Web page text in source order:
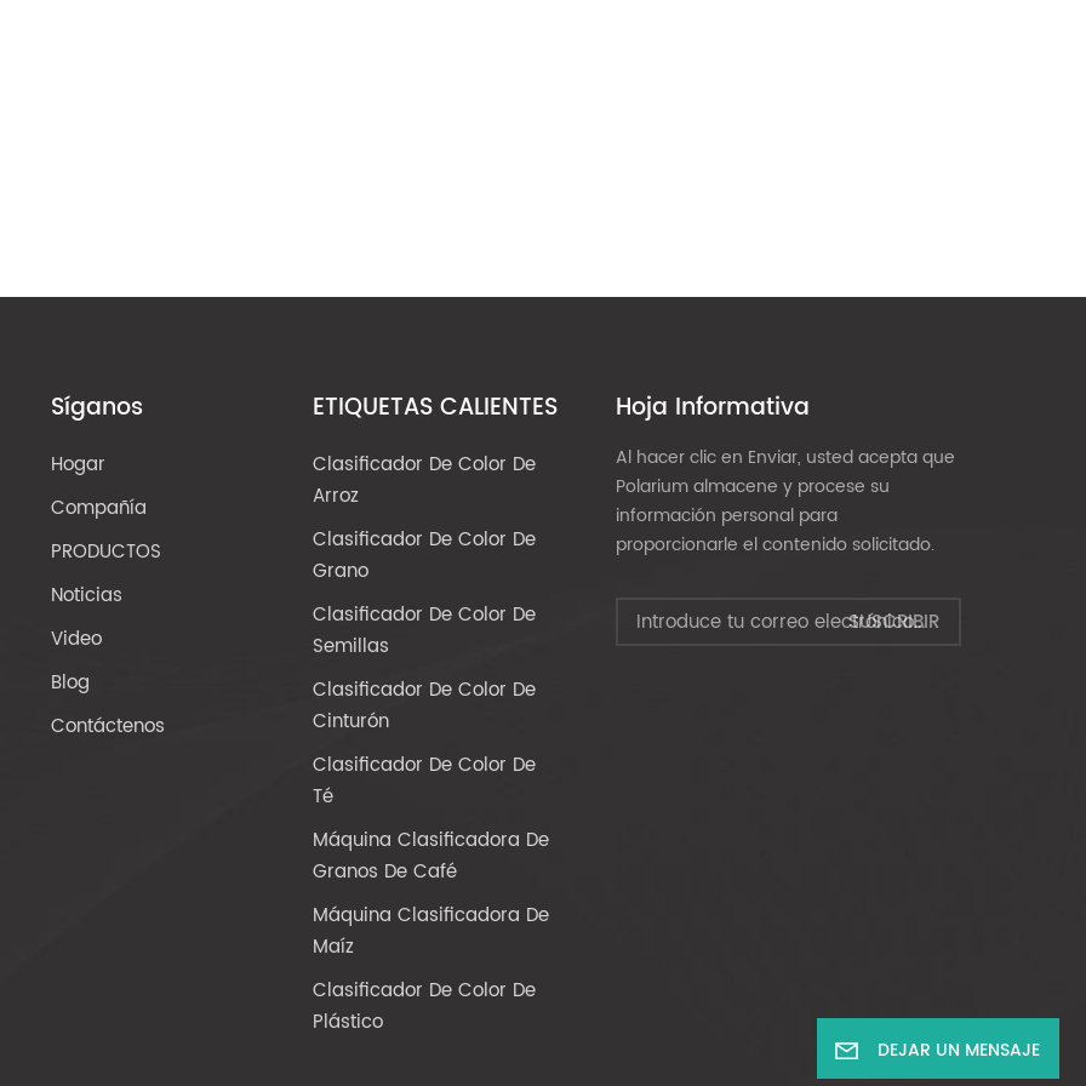
Síganos
Hogar
Compañía
PRODUCTOS
Noticias
Video
Blog
Contáctenos
ETIQUETAS CALIENTES
Clasificador De Color De
Arroz
Clasificador De Color De
Grano
Clasificador De Color De
Semillas
Clasificador De Color De
Cinturón
Clasificador De Color De
Té
Máquina Clasificadora De
Granos De Café
Máquina Clasificadora De
Maíz
Clasificador De Color De
Plástico
Hoja Informativa
Al hacer clic en Enviar, usted acepta que
Polarium almacene y procese su
información personal para
proporcionarle el contenido solicitado.
DEJAR UN MENSAJE